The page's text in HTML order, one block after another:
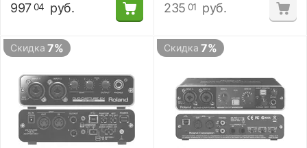
997 04 руб. 235 01 руб.
Скидка 7% Скидка 7%